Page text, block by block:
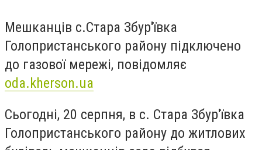
Мешканців с.Стара Збур'ївка
Голопристанського району підключено
до газової мережі, повідомляє
oda.kherson.ua
Сьогодні, 20 серпня, в с. Стара Збур'ївка
Голопристанського району до житлових